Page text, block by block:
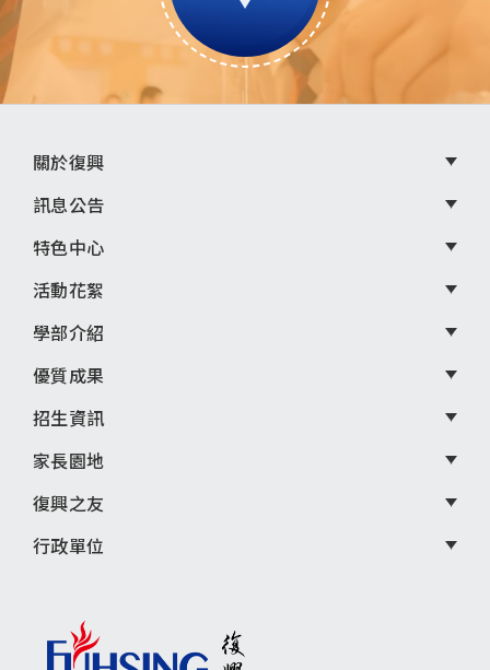
頁
尾
選
單
關於復興
訊息公告
特色中心
活動花絮
學部介紹
優質成果
招生資訊
家長園地
復興之友
行政單位